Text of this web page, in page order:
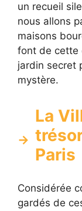
un recueil
nous allons
maisons
font de cette
jardin secret
mystère.
La
Paris
Considérée
gardés de